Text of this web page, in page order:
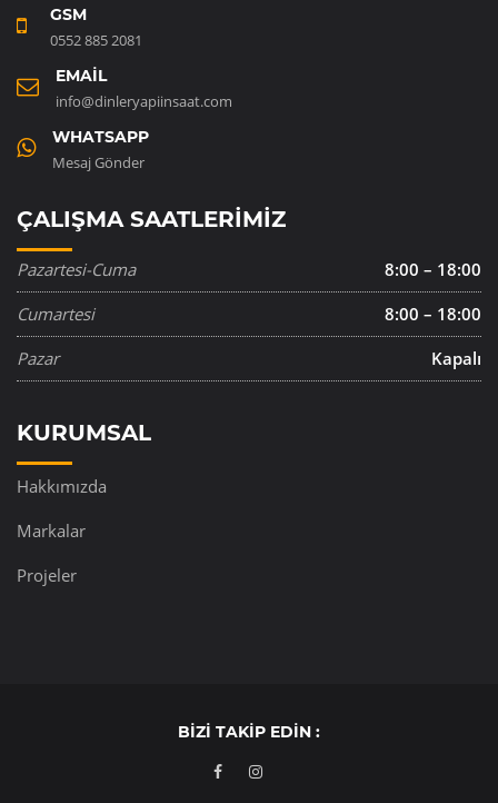
GSM
0552 885 2081
EMAIL
info@dinleryapiinsaat.com
WHATSAPP
Mesaj Gönder
ÇALIŞMA SAATLERIMIZ
Pazartesi-Cuma
8:00 – 18:00
Cumartesi
8:00 – 18:00
Pazar
Kapalı
KURUMSAL
Hakkımızda
Markalar
Projeler
BIZI TAKIP EDIN :